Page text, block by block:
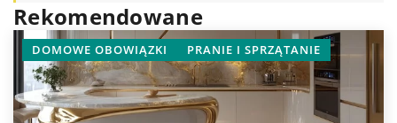
Rekomendowane
DOMOWE OBOWIĄZKI PRANIE I SPRZĄTANIE